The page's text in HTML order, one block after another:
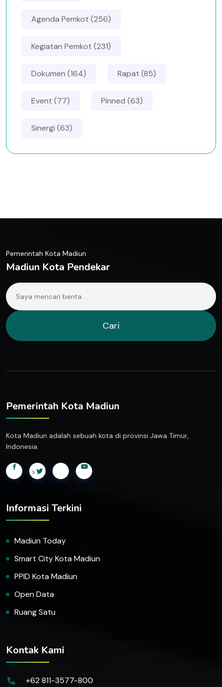
Agenda Pemkot (256)
Kegiatan Pemkot (231)
Dokumen (164) Rapat (85)
Event (77) Pinned (63)
Sinergi (63)
Pemerintah Kota Madiun
Madiun Kota Pendekar
Cari
Pemerintah Kota Madiun
Kota Madiun adalah sebuah kota di provinsi Jawa Timur,
Indonesia.
>
Informasi Terkini
Madiun Today
Smart City Kota Madiun
PPID Kota Madiun
Open Data
Ruang Satu
Kontak Kami
+62 811-3577-800